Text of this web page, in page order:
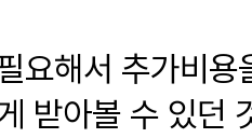
요해서 추가비
받아볼 수 있던